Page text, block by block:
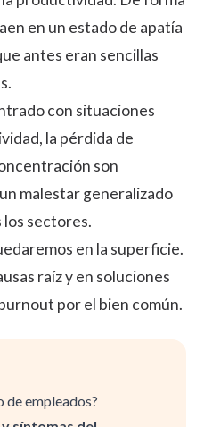
en un estado de apatía
antes eran sencillas
con situaciones
la pérdida de
son
malestar generalizado
sectores.
en la superficie.
raíz y en soluciones
por el bien común.
de empleados?